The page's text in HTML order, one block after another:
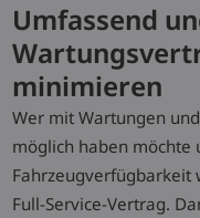
Umfassend
minimieren
Wer mit Wartungen
möglich haben möchte
Fahrzeugverfügbarkeit
Full-Service-Vertrag.